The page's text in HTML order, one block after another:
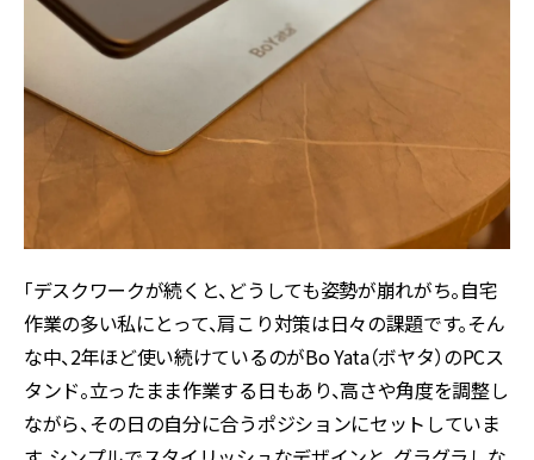
「デスクワークが続くと、どうしても姿勢が崩れがち。自宅
作業の多い私にとって、肩こり対策は日々の課題です。そん
な中、2年ほど使い続けているのがBo Yata（ボヤタ）のPCス
タンド。立ったまま作業する日もあり、高さや角度を調整し
ながら、その日の自分に合うポジションにセットしていま